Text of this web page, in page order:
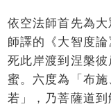
依空法師首先為
師譯的《大智度
死此岸渡到涅槃
蜜。六度為「布
若」，乃菩薩道到